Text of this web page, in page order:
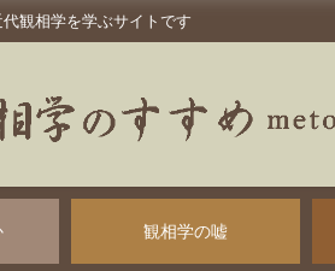
代観相学を学ぶサイトです
観相学の嘘